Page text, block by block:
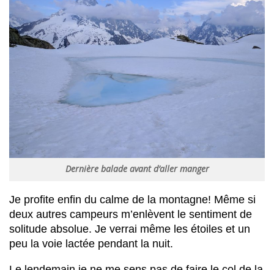
Dernière balade avant d’aller manger
Je profite enfin du calme de la montagne! Même si
deux autres campeurs m’enlèvent le sentiment de
solitude absolue. Je verrai même les étoiles et un
peu la voie lactée pendant la nuit.